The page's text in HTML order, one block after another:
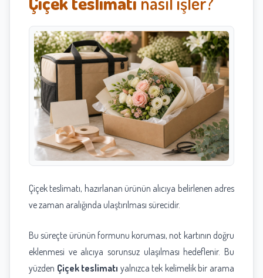
Çiçek teslimatı, hazırlanan ürünün alıcıya belirlenen adres
ve zaman aralığında ulaştırılması sürecidir.
Bu süreçte ürünün formunu koruması, not kartının doğru
eklenmesi ve alıcıya sorunsuz ulaşılması hedeflenir. Bu
yüzden Çiçek teslimatı yalnızca tek kelimelik bir arama